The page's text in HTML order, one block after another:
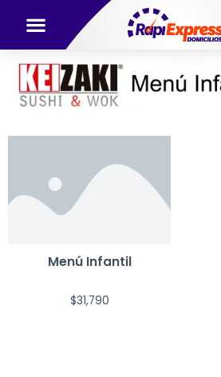
Menú Infantil
$31,790